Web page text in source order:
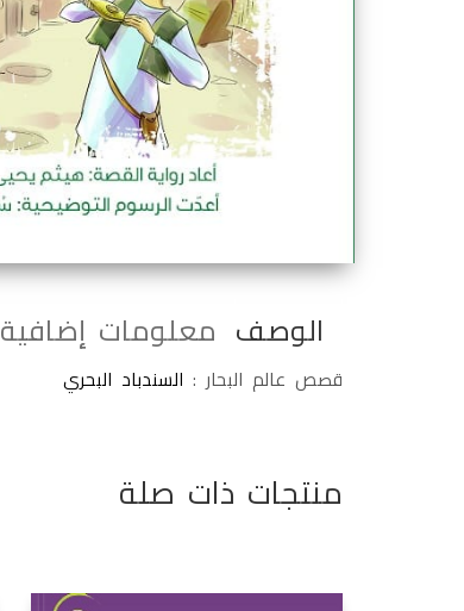
الوصف معلومات إضافية
قصص عالم البحار : السندباد البحري
منتجات ذات صلة